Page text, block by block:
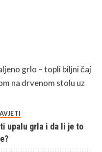
upalu grla i da li je to